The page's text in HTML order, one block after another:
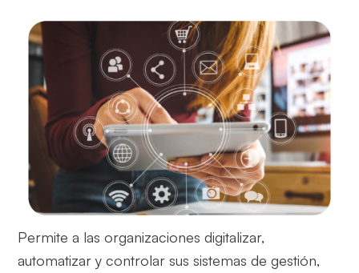
Permite a las organizaciones digitalizar,
automatizar y controlar sus sistemas de gestión,